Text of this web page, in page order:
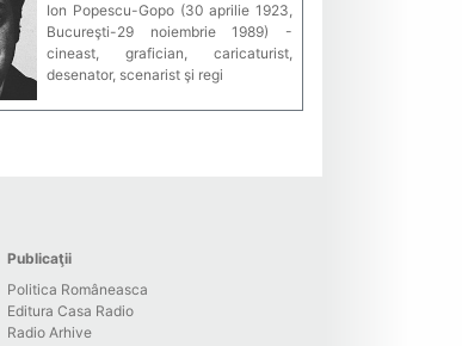
Ion Popescu-Gopo (30 aprilie 1923,
Bucureşti-29 noiembrie 1989) -
cineast, grafician, caricaturist,
desenator, scenarist şi regi
Publicaţii
Politica Româneasca
Editura Casa Radio
Radio Arhive